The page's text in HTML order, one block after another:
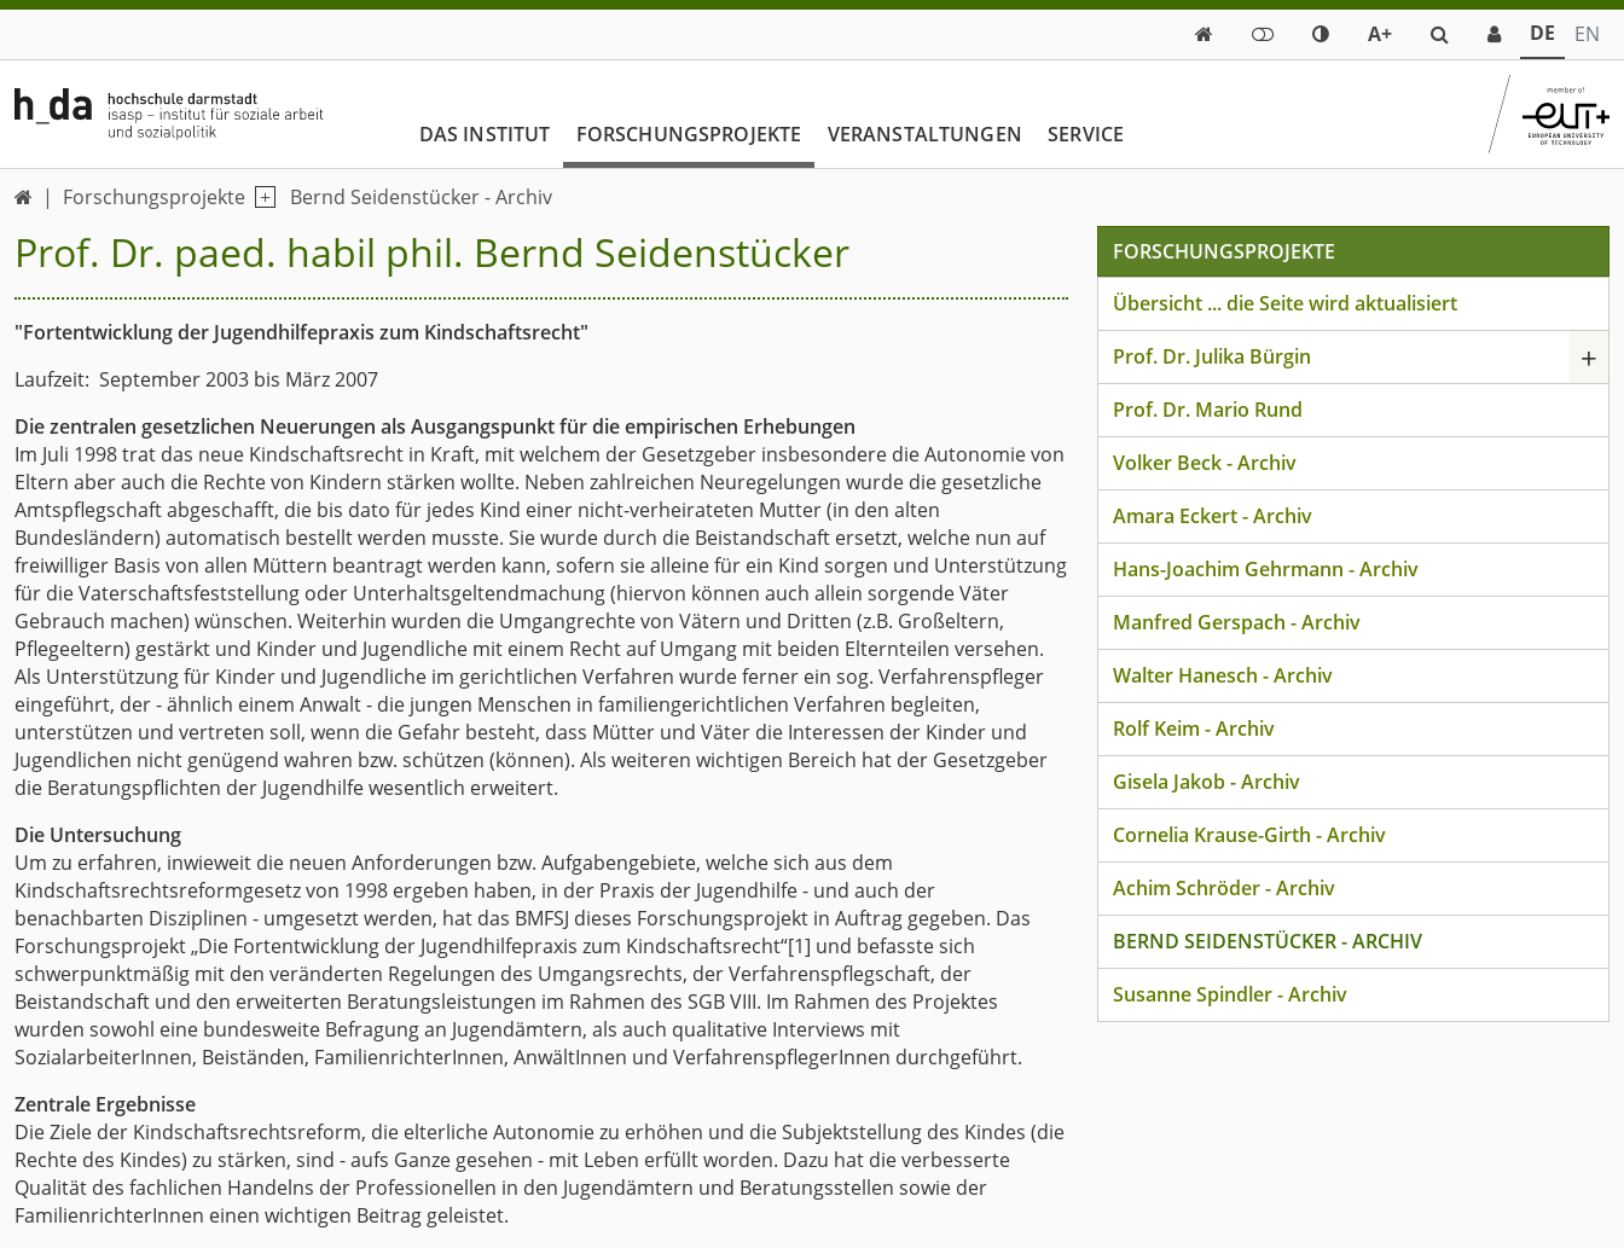
 A+ DE EN
DAS INSTITUT FORSCHUNGSPROJEKTE VERANSTALTUNGEN SERVICE
 Forschungsprojekte Bernd Seidenstücker - Archiv
Prof. Dr. paed. habil phil. Bernd Seidenstücker
"Fortentwicklung der Jugendhilfepraxis zum Kindschaftsrecht"
Laufzeit: September 2003 bis März 2007
Die zentralen gesetzlichen Neuerungen als Ausgangspunkt für die empirischen Erhebungen
Im Juli 1998 trat das neue Kindschaftsrecht in Kraft, mit welchem der Gesetzgeber insbesondere die Autonomie von
Eltern aber auch die Rechte von Kindern stärken wollte. Neben zahlreichen Neuregelungen wurde die gesetzliche
Amtspflegschaft abgeschafft, die bis dato für jedes Kind einer nicht-verheirateten Mutter (in den alten
Bundesländern) automatisch bestellt werden musste. Sie wurde durch die Beistandschaft ersetzt, welche nun auf
freiwilliger Basis von allen Müttern beantragt werden kann, sofern sie alleine für ein Kind sorgen und Unterstützung
für die Vaterschaftsfeststellung oder Unterhaltsgeltendmachung (hiervon können auch allein sorgende Väter
Gebrauch machen) wünschen. Weiterhin wurden die Umgangrechte von Vätern und Dritten (z.B. Großeltern,
Pflegeeltern) gestärkt und Kinder und Jugendliche mit einem Recht auf Umgang mit beiden Elternteilen versehen.
Als Unterstützung für Kinder und Jugendliche im gerichtlichen Verfahren wurde ferner ein sog. Verfahrenspfleger
eingeführt, der - ähnlich einem Anwalt - die jungen Menschen in familiengerichtlichen Verfahren begleiten,
unterstützen und vertreten soll, wenn die Gefahr besteht, dass Mütter und Väter die Interessen der Kinder und
Jugendlichen nicht genügend wahren bzw. schützen (können). Als weiteren wichtigen Bereich hat der Gesetzgeber
die Beratungspflichten der Jugendhilfe wesentlich erweitert.
Die Untersuchung
Um zu erfahren, inwieweit die neuen Anforderungen bzw. Aufgabengebiete, welche sich aus dem
Kindschaftsrechtsreformgesetz von 1998 ergeben haben, in der Praxis der Jugendhilfe - und auch der
benachbarten Disziplinen - umgesetzt werden, hat das BMFSJ dieses Forschungsprojekt in Auftrag gegeben. Das
Forschungsprojekt „Die Fortentwicklung der Jugendhilfepraxis zum Kindschaftsrecht“[1] und befasste sich
schwerpunktmäßig mit den veränderten Regelungen des Umgangsrechts, der Verfahrenspflegschaft, der
Beistandschaft und den erweiterten Beratungsleistungen im Rahmen des SGB VIII. Im Rahmen des Projektes
wurden sowohl eine bundesweite Befragung an Jugendämtern, als auch qualitative Interviews mit
SozialarbeiterInnen, Beiständen, FamilienrichterInnen, AnwältInnen und VerfahrenspflegerInnen durchgeführt.
Zentrale Ergebnisse
Die Ziele der Kindschaftsrechtsreform, die elterliche Autonomie zu erhöhen und die Subjektstellung des Kindes (die
Rechte des Kindes) zu stärken, sind - aufs Ganze gesehen - mit Leben erfüllt worden. Dazu hat die verbesserte
Qualität des fachlichen Handelns der Professionellen in den Jugendämtern und Beratungsstellen sowie der
FamilienrichterInnen einen wichtigen Beitrag geleistet.
FORSCHUNGSPROJEKTE
Übersicht ... die Seite wird aktualisiert
Prof. Dr. Julika Bürgin
+
Prof. Dr. Mario Rund
Volker Beck - Archiv
Amara Eckert - Archiv
Hans-Joachim Gehrmann - Archiv
Manfred Gerspach - Archiv
Walter Hanesch - Archiv
Rolf Keim - Archiv
Gisela Jakob - Archiv
Cornelia Krause-Girth - Archiv
Achim Schröder - Archiv
BERND SEIDENSTÜCKER - ARCHIV
Susanne Spindler - Archiv